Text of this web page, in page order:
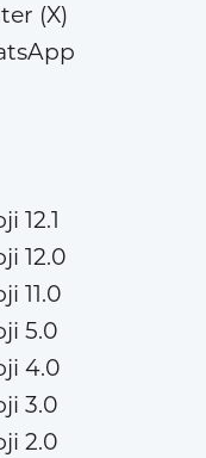
(X)
12.1
12.0
11.0
5.0
4.0
3.0
2.0